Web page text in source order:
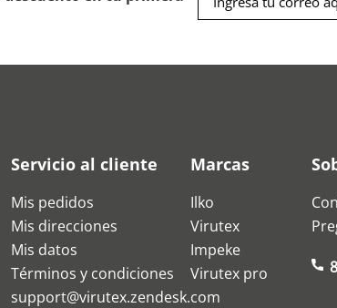
Servicio al cliente
Mis pedidos
Mis direcciones
Mis datos
Términos y condiciones
support@virutex.zendesk.com
Marcas
Ilko
Virutex
Impeke
Virutex pro